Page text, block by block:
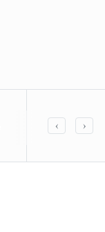
Kolding
‹ ›